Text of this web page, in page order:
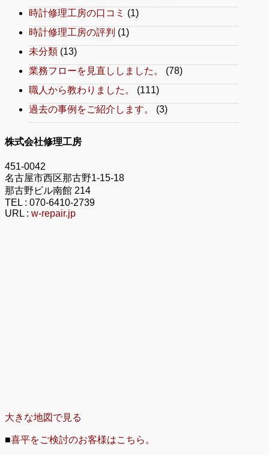
時計修理工房の口コミ (1)
時計修理工房の評判 (1)
未分類 (13)
業務フローを見直ししました。
(78)
職人から教わりました。
(111)
過去の事例をご紹介します。
(3)
株式会社修理工房
451-0042
名古屋市西区那古野1-15-18
那古野ビル南館 214
TEL : 070-6410-2739
URL : w-repair.jp
大きな地図で見る
■喜平をご検討のお客様はこちら。